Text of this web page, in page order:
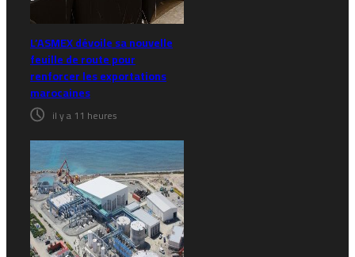
L’ASMEX dévoile sa nouvelle
feuille de route pour
renforcer les exportations
marocaines
il y a 11 heures